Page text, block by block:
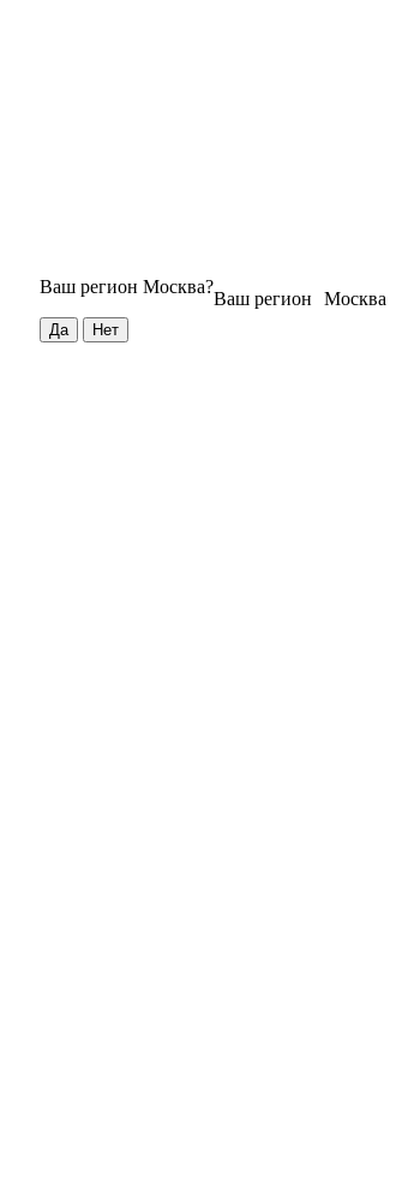
Москва
Ваш регион
Ваш регион Москва?